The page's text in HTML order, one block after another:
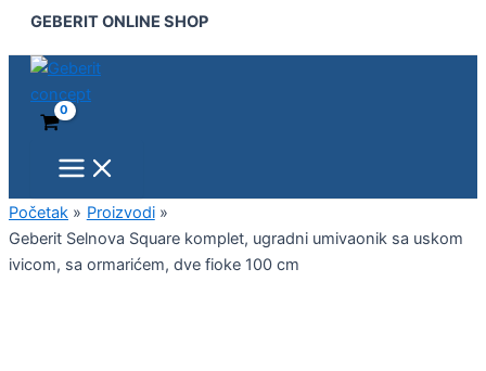
Pređi
sadržaj
GEBERIT ONLINE SHOP
Menu
Početak
Proizvodi
Geberit Selnova Square komplet, ugradni umivaonik sa uskom
ivicom, sa ormarićem, dve fioke 100 cm
Selnova
Square
komplet,
ugradni
umivaonik
sa
ormarićem,
dve
fioke